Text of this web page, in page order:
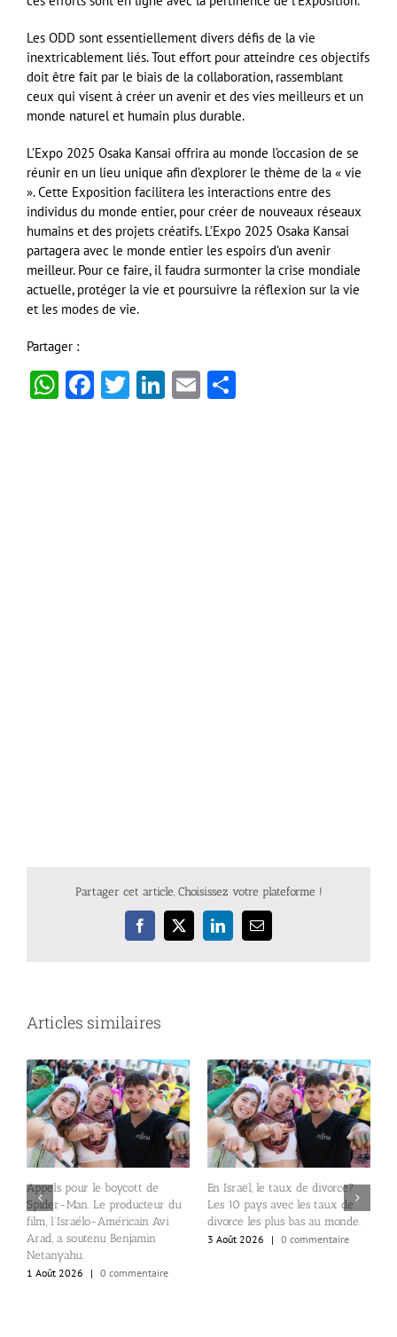
Les ODD sont essentiellement divers défis de la vie
inextricablement liés. Tout effort pour atteindre ces objectifs
doit être fait par le biais de la collaboration, rassemblant
ceux qui visent à créer un avenir et des vies meilleurs et un
monde naturel et humain plus durable.
L’Expo 2025 Osaka Kansai offrira au monde l’occasion de se
réunir en un lieu unique afin d’explorer le thème de la « vie
». Cette Exposition facilitera les interactions entre des
individus du monde entier, pour créer de nouveaux réseaux
humains et des projets créatifs. L’Expo 2025 Osaka Kansai
partagera avec le monde entier les espoirs d’un avenir
meilleur. Pour ce faire, il faudra surmonter la crise mondiale
actuelle, protéger la vie et poursuivre la réflexion sur la vie
et les modes de vie.
Partager :
WhatsApp
Facebook
Twitter
LinkedIn
Email
Partager cet article, Choisissez votre plateforme !
Facebook
X LinkedInEmail
Articles similaires
Appels pour le boycott de
Spider-Man. Le producteur du
film, l’Israélo-Américain Avi
Arad, a soutenu Benjamin
Netanyahu.
1 Août 2026
| 0 commentaire
En Israël, le taux de divorce?
Les 10 pays avec les taux de
divorce les plus bas au monde.
3 Août 2026
| 0 commentaire